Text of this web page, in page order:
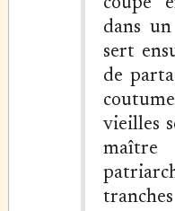
dans
sert
de
vieilles